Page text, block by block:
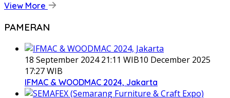
View More
PAMERAN
18 September 2024 21:11 WIB10 December 2025
17:27 WIB
IFMAC & WOODMAC 2024, Jakarta